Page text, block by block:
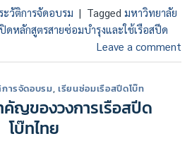
ะวัติการจัดอบรม | Tagged มหาวิทยาลัย
ดหลักสูตรสายซ่อมบำรุงและใช้เรือสปีด
Leave a comment
การจัดอบรม,เรียนซ่อมเรือสปีดโบ๊ท
ญของวงการเรือสปีด
โบ๊ทไทย